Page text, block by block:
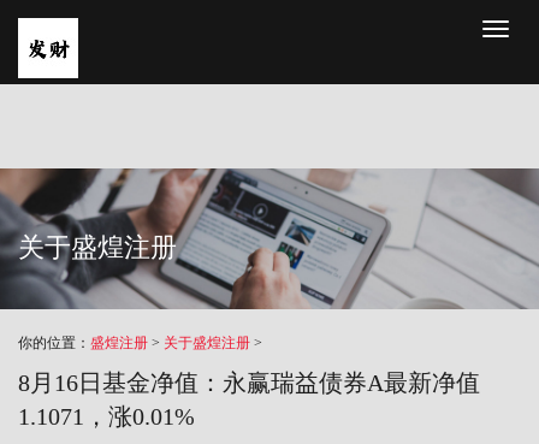
关于盛煌注册
你的位置： 盛煌注册 > 关于盛煌注册 >
8月16日基金净值：永赢瑞益债券A最新净值
1.1071，涨0.01%